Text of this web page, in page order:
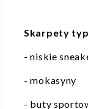
Skarpety
- niskie
- mokasyny
- buty